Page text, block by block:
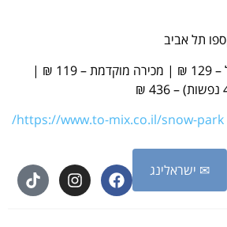
כרטיס רגיל – 129 ₪ | מכירה מוקדמת – 119 ₪ |
https://www.to-mix.co.il/snow-park/
✉ ישראלינג